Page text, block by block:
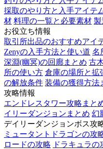
採取のやり方と入手アイテ
材 料理の一覧と必要素材 製
お役立ち情報
取引所出品のおすすめアイ
Zenyの入手方法と使い道 名
深淵(幽冥)の回廊まとめ 古
所の使い方 倉庫の場所と拡
の解放条件 装備の獲得方法
攻略情報
エンドレスタワー攻略まと
イリーダンジョンまとめ 幻
デイリーダンジョンボス攻
ミュータントドラゴンの攻
ロードの攻略 ドラキュラの